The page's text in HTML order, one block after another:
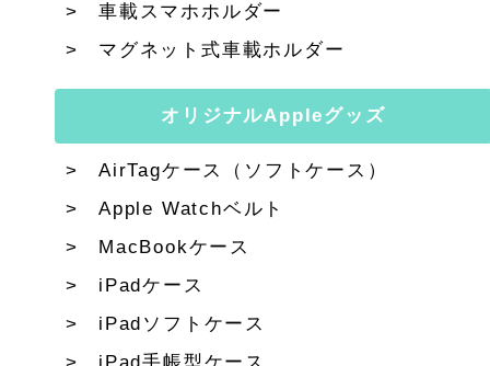
車載スマホホルダー
マグネット式車載ホルダー
オリジナルAppleグッズ
AirTagケース（ソフトケース）
Apple Watchベルト
MacBookケース
iPadケース
iPadソフトケース